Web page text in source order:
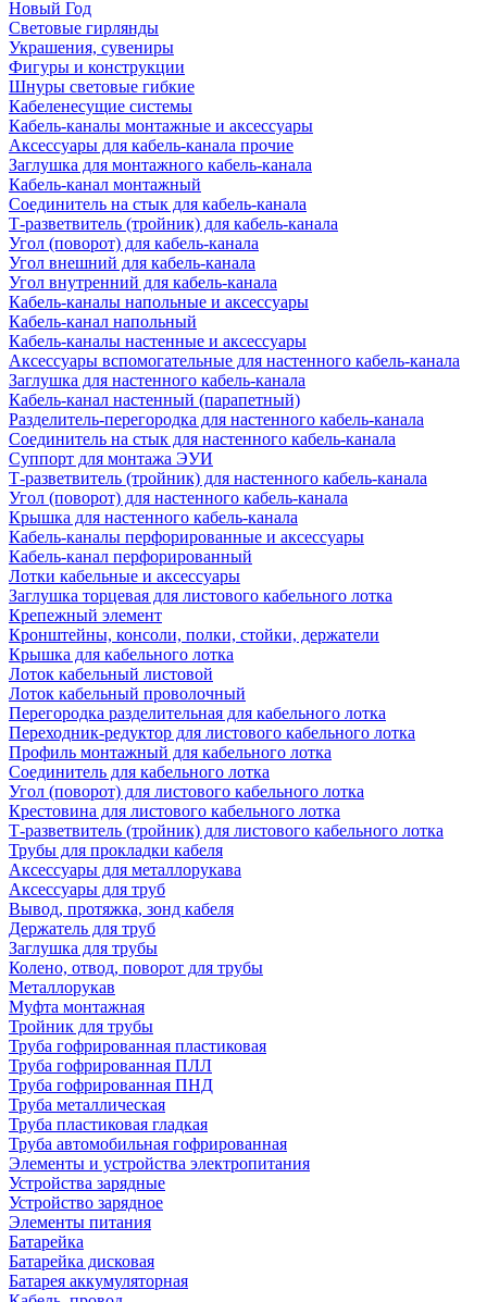
Новый Год
Световые гирлянды
Украшения, сувениры
Фигуры и конструкции
Шнуры световые гибкие
Кабеленесущие системы
Кабель-каналы монтажные и аксессуары
Аксессуары для кабель-канала прочие
Заглушка для монтажного кабель-канала
Кабель-канал монтажный
Соединитель на стык для кабель-канала
Т-разветвитель (тройник) для кабель-канала
Угол (поворот) для кабель-канала
Угол внешний для кабель-канала
Угол внутренний для кабель-канала
Кабель-каналы напольные и аксессуары
Кабель-канал напольный
Кабель-каналы настенные и аксессуары
Аксессуары вспомогательные для настенного кабель-канала
Заглушка для настенного кабель-канала
Кабель-канал настенный (парапетный)
Разделитель-перегородка для настенного кабель-канала
Соединитель на стык для настенного кабель-канала
Суппорт для монтажа ЭУИ
Т-разветвитель (тройник) для настенного кабель-канала
Угол (поворот) для настенного кабель-канала
Крышка для настенного кабель-канала
Кабель-каналы перфорированные и аксессуары
Кабель-канал перфорированный
Лотки кабельные и аксессуары
Заглушка торцевая для листового кабельного лотка
Крепежный элемент
Кронштейны, консоли, полки, стойки, держатели
Крышка для кабельного лотка
Лоток кабельный листовой
Лоток кабельный проволочный
Перегородка разделительная для кабельного лотка
Переходник-редуктор для листового кабельного лотка
Профиль монтажный для кабельного лотка
Соединитель для кабельного лотка
Угол (поворот) для листового кабельного лотка
Крестовина для листового кабельного лотка
Т-разветвитель (тройник) для листового кабельного лотка
Трубы для прокладки кабеля
Аксессуары для металлорукава
Аксессуары для труб
Вывод, протяжка, зонд кабеля
Держатель для труб
Заглушка для трубы
Колено, отвод, поворот для трубы
Металлорукав
Муфта монтажная
Тройник для трубы
Труба гофрированная пластиковая
Труба гофрированная ПЛЛ
Труба гофрированная ПНД
Труба металлическая
Труба пластиковая гладкая
Труба автомобильная гофрированная
Элементы и устройства электропитания
Устройства зарядные
Устройство зарядное
Элементы питания
Батарейка
Батарейка дисковая
Батарея аккумуляторная